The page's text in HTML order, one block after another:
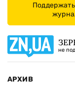
не
АРХИВ